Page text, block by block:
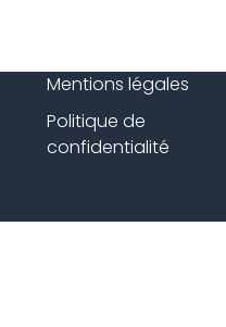
Mentions légales
Politique de
confidentialité